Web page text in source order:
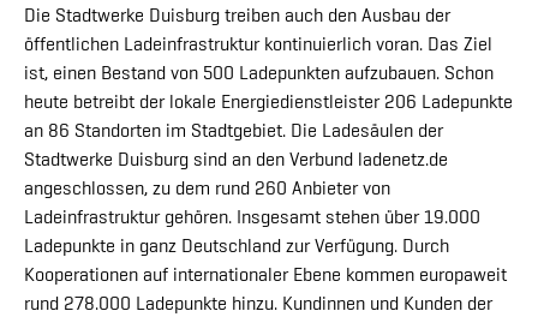
Die Stadtwerke Duisburg treiben auch den Ausbau der
öffentlichen Ladeinfrastruktur kontinuierlich voran. Das Ziel
ist, einen Bestand von 500 Ladepunkten aufzubauen. Schon
heute betreibt der lokale Energiedienstleister 206 Ladepunkte
an 86 Standorten im Stadtgebiet. Die Ladesäulen der
Stadtwerke Duisburg sind an den Verbund ladenetz.de
angeschlossen, zu dem rund 260 Anbieter von
Ladeinfrastruktur gehören. Insgesamt stehen über 19.000
Ladepunkte in ganz Deutschland zur Verfügung. Durch
Kooperationen auf internationaler Ebene kommen europaweit
rund 278.000 Ladepunkte hinzu. Kundinnen und Kunden der